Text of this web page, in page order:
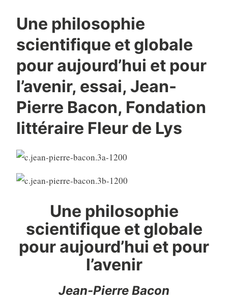
Une philosophie
scientifique et globale
pour aujourd’hui et pour
l’avenir, essai, Jean-
Pierre Bacon, Fondation
littéraire Fleur de Lys
Une philosophie
scientifique et globale
pour aujourd’hui et pour
l’avenir
Jean-Pierre Bacon